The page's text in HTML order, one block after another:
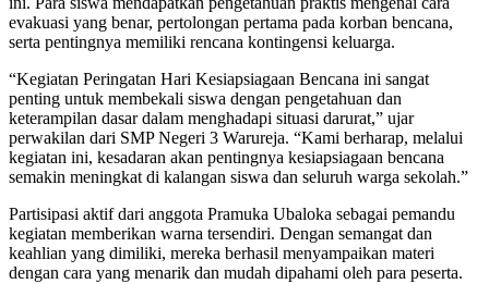
evakuasi yang benar, pertolongan pertama pada korban bencana,
serta pentingnya memiliki rencana kontingensi keluarga.
“Kegiatan Peringatan Hari Kesiapsiagaan Bencana ini sangat
penting untuk membekali siswa dengan pengetahuan dan
keterampilan dasar dalam menghadapi situasi darurat,” ujar
perwakilan dari SMP Negeri 3 Warureja. “Kami berharap, melalui
kegiatan ini, kesadaran akan pentingnya kesiapsiagaan bencana
semakin meningkat di kalangan siswa dan seluruh warga sekolah.”
Partisipasi aktif dari anggota Pramuka Ubaloka sebagai pemandu
kegiatan memberikan warna tersendiri. Dengan semangat dan
keahlian yang dimiliki, mereka berhasil menyampaikan materi
dengan cara yang menarik dan mudah dipahami oleh para peserta.